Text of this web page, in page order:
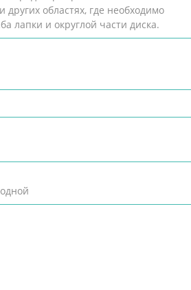
областях, где необходимо
лапки и округлой части диска.